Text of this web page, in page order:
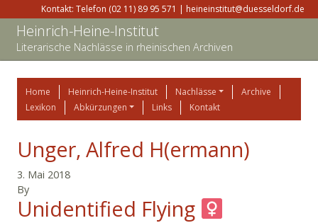
Kontakt: Telefon (02 11) 89 95 571 | heineinstitut@duesseldorf.de
Heinrich-Heine-Institut
Literarische Nachlässe in rheinischen Archiven
Home Heinrich-Heine-Institut Nachlässe
Archive
Lexikon
Abkürzungen Links Kontakt
Unger, Alfred H(ermann)
3. Mai 2018
By
Unidentified Flying